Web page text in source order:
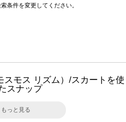
条件を変更してください。
スモス リズム）/スカートを使
スナップ
もっと見る